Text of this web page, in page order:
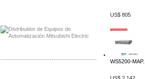
-------------------------------------------------
US$ 805
WS5200-MAP...